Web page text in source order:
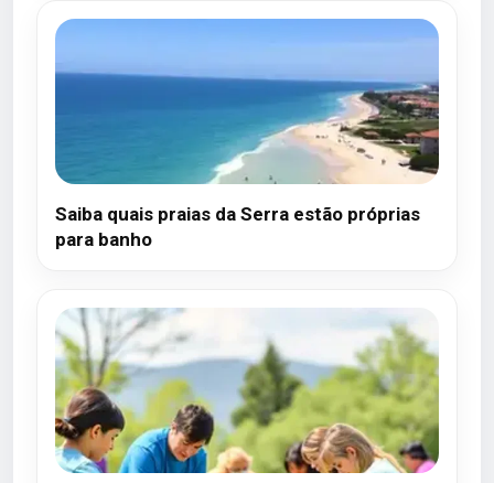
Saiba quais praias da Serra estão próprias
para banho